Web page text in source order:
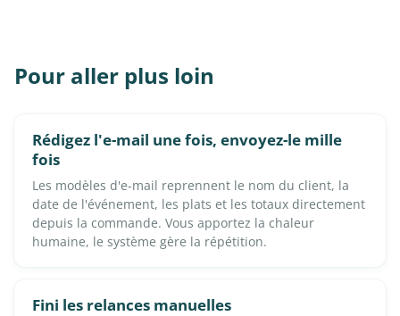
Pour aller plus loin
Rédigez l'e-mail une fois, envoyez-le mille
fois
Les modèles d'e-mail reprennent le nom du client, la
date de l'événement, les plats et les totaux directement
depuis la commande. Vous apportez la chaleur
humaine, le système gère la répétition.
Fini les relances manuelles